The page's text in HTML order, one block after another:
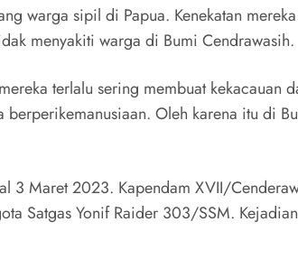
warga sipil di Papua. Kenekatan
menyakiti warga di Bumi Cendrawasih.
terlalu sering membuat
berperikemanusiaan. Oleh karena itu di
3 Maret 2023. Kapendam XVII/
Satgas Yonif Raider 303/SSM.